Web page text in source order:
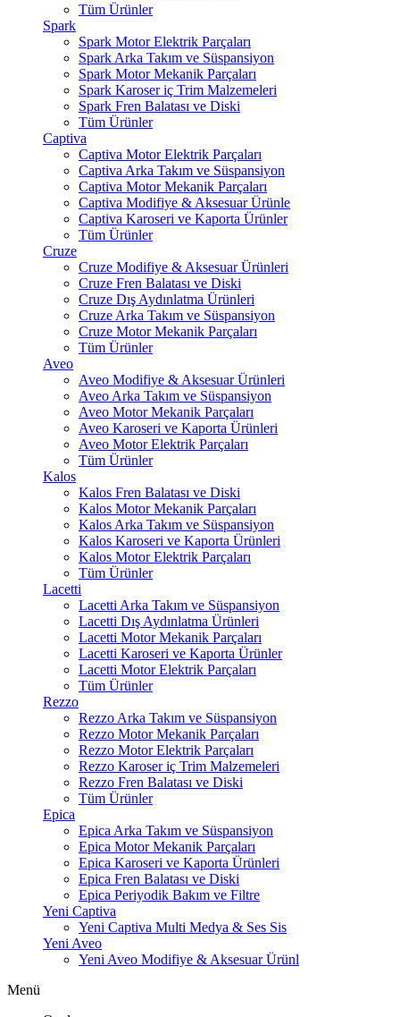
Tüm Ürünler
Spark
Spark Motor Elektrik Parçaları
Spark Arka Takım ve Süspansiyon
Spark Motor Mekanik Parçaları
Spark Karoser iç Trim Malzemeleri
Spark Fren Balatası ve Diski
Tüm Ürünler
Captiva
Captiva Motor Elektrik Parçaları
Captiva Arka Takım ve Süspansiyon
Captiva Motor Mekanik Parçaları
Captiva Modifiye & Aksesuar Ürünle
Captiva Karoseri ve Kaporta Ürünler
Tüm Ürünler
Cruze
Cruze Modifiye & Aksesuar Ürünleri
Cruze Fren Balatası ve Diski
Cruze Dış Aydınlatma Ürünleri
Cruze Arka Takım ve Süspansiyon
Cruze Motor Mekanik Parçaları
Tüm Ürünler
Aveo
Aveo Modifiye & Aksesuar Ürünleri
Aveo Arka Takım ve Süspansiyon
Aveo Motor Mekanik Parçaları
Aveo Karoseri ve Kaporta Ürünleri
Aveo Motor Elektrik Parçaları
Tüm Ürünler
Kalos
Kalos Fren Balatası ve Diski
Kalos Motor Mekanik Parçaları
Kalos Arka Takım ve Süspansiyon
Kalos Karoseri ve Kaporta Ürünleri
Kalos Motor Elektrik Parçaları
Tüm Ürünler
Lacetti
Lacetti Arka Takım ve Süspansiyon
Lacetti Dış Aydınlatma Ürünleri
Lacetti Motor Mekanik Parçaları
Lacetti Karoseri ve Kaporta Ürünler
Lacetti Motor Elektrik Parçaları
Tüm Ürünler
Rezzo
Rezzo Arka Takım ve Süspansiyon
Rezzo Motor Mekanik Parçaları
Rezzo Motor Elektrik Parçaları
Rezzo Karoser iç Trim Malzemeleri
Rezzo Fren Balatası ve Diski
Tüm Ürünler
Epica
Epica Arka Takım ve Süspansiyon
Epica Motor Mekanik Parçaları
Epica Karoseri ve Kaporta Ürünleri
Epica Fren Balatası ve Diski
Epica Periyodik Bakım ve Filtre
Yeni Captiva
Yeni Captiva Multi Medya & Ses Sis
Yeni Aveo
Yeni Aveo Modifiye & Aksesuar Ürünl
Menü